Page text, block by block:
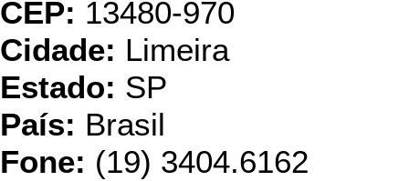
CEP: 13480-970
Cidade: Limeira
Estado: SP
País: Brasil
Fone: (19) 3404.6162